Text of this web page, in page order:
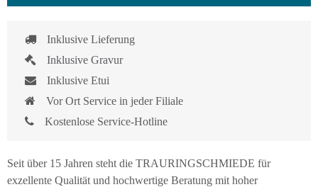
Inklusive Lieferung
Inklusive Gravur
Inklusive Etui
Vor Ort Service in jeder Filiale
Kostenlose Service-Hotline
Seit über 15 Jahren steht die TRAURINGSCHMIEDE für
exzellente Qualität und hochwertige Beratung mit hoher